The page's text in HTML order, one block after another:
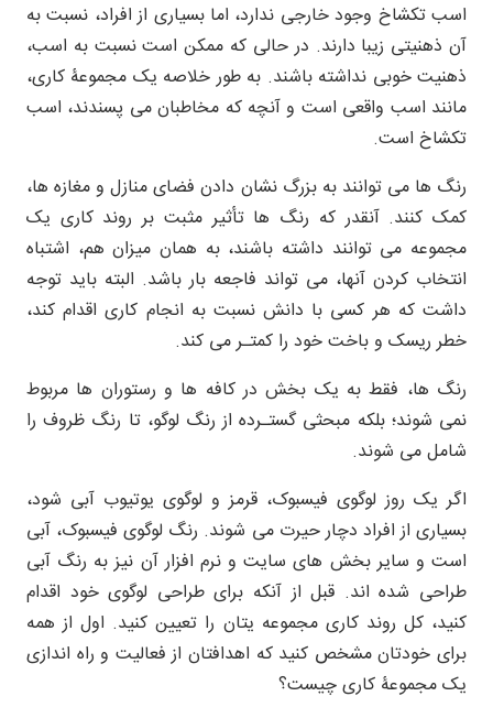
اسب تکشاخ وجود خارجی ندارد، اما بسیاری از افراد، نسبت به
آن ذهنیتی زیبا دارند. در حالی که ممکن است نسبت به اسب،
ذهنیت خوبی نداشته باشند. به طور خلاصه یک مجموعۀ کاری،
مانند اسب واقعی است و آنچه که مخاطبان می پسندند، اسب
تکشاخ است.
رنگ ها می توانند به بزرگ نشان دادن فضای منازل و مغازه ها،
کمک کنند. آنقدر که رنگ ها تأثیر مثبت بر روند کاری یک
مجموعه می توانند داشته باشند، به همان میزان هم، اشتباه
انتخاب کردن آنها، می تواند فاجعه بار باشد. البته باید توجه
داشت که هر کسی با دانش نسبت به انجام کاری اقدام کند،
خطر ریسک و باخت خود را کمتـر می کند.
رنگ ها، فقط به یک بخش در کافه ها و رستوران ها مربوط
نمی شوند؛ بلکه مبحثی گستـرده از رنگ لوگو، تا رنگ ظروف را
شامل می شوند.
اگر یک روز لوگوی فیسبوک، قرمز و لوگوی یوتیوب آبی شود،
بسیاری از افراد دچار حیرت می شوند. رنگ لوگوی فیسبوک، آبی
است و سایر بخش های سایت و نرم افزار آن نیز به رنگ آبی
طراحی شده اند. قبل از آنکه برای طراحی لوگوی خود اقدام
کنید، کل روند کاری مجموعه یتان را تعیین کنید. اول از همه
برای خودتان مشخص کنید که اهدافتان از فعالیت و راه اندازی
یک مجموعۀ کاری چیست؟